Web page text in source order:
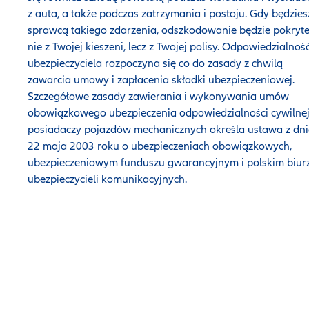
z auta, a także podczas zatrzymania i postoju. Gdy
sprawcą takiego zdarzenia, odszkodowanie będzie pokryte
nie z Twojej kieszeni, lecz z Twojej polisy.
ubezpieczyciela rozpoczyna się co do zasady z chwilą
zawarcia umowy i zapłacenia składki ubezpieczeniowej.
Szczegółowe zasady zawierania i wykonywania umów
obowiązkowego ubezpieczenia odpowiedzialności cywilnej
posiadaczy pojazdów mechanicznych określa ustawa z
22 maja 2003 roku o ubezpieczeniach obowiązkowych,
ubezpieczeniowym funduszu gwarancyjnym i polskim
ubezpieczycieli komunikacyjnych.